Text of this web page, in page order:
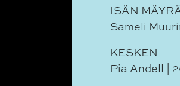
ISÄN
Sameli
KESKEN
Pia Andell |